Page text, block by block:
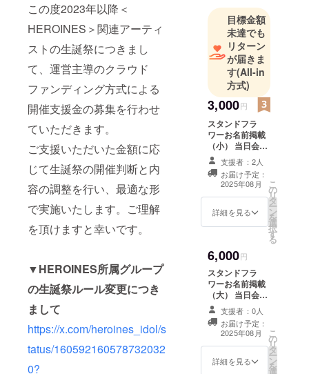
この度2023年以降＜
HEROINES＞関連アーティ
ストの生誕祭につきまし
て、運営主導のクラウド
ファンディング方式による
開催支援金の募集を行わせ
ていただきます。
ご支援いただいた金額に応
じて生誕祭の開催判断と内
容の調整を行い、最適な形
で実施いたします。ご理解
を頂けますと幸いです。
▼HEROINES所属グループ
の生誕祭ルール変更につき
まして
https://x.com/heroines_idol/s
tatus/160592160578732032
0?
目標金額
未達でも
リターン
が届きま
す(All-in
方式)
3,000円
スタンドフラ
ワーお名前掲載
（小） 当日会場
に設置されるス
タンドフラワー
前のボードへ生
誕祭ご支援者様
としてお名前を
掲載させていた
ネーム可）をご
記載ください。
希望のお名前が
ない場合は、空
欄でも問題ござ
いません。 ※
ボードのお持ち
帰り不可 ※お名
前（ニックネー
ム可）は、6文字
以内でお願いい
支援者：2人
お届け予定：
2025年08月
詳細を見る
こ
の
リ
タ
ー
ン
を
選
択
す
る
6,000円
スタンドフラ
ワーお名前掲載
（大） 当日会場
に設置されるス
タンドフラワー
前のボードへ生
誕祭ご支援者様
としてお名前を
掲載させていた
支援者：0人
お届け予定：
2025年08月
詳細を見る
こ
の
リ
タ
ー
ン
を